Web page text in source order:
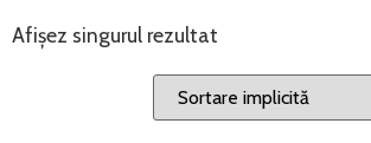
Afișez singurul rezultat